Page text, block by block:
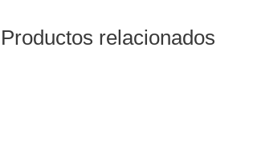
Productos relacionados